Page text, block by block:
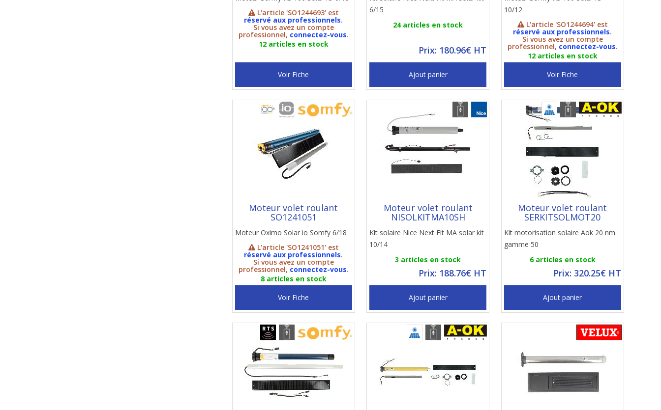
L'article 'SO1244693' est
réservé aux professionnels.
Si vous avez un compte
professionnel, connectez-vous.
12 articles en stock
Voir Fiche
6/15
24 articles en stock
Prix: 180.96€ HT
Ajout panier
10/12
L'article 'SO1244694' est
réservé aux professionnels.
Si vous avez un compte
professionnel, connectez-vous.
12 articles en stock
Voir Fiche
Moteur volet roulant
SO1241051
Moteur Oximo Solar io Somfy 6/18
L'article 'SO1241051' est
réservé aux professionnels.
Si vous avez un compte
professionnel, connectez-vous.
8 articles en stock
Voir Fiche
Moteur volet roulant
NISOLKITMA10SH
Kit solaire Nice Next Fit MA solar kit
10/14
3 articles en stock
Prix: 188.76€ HT
Ajout panier
Moteur volet roulant
SERKITSOLMOT20
Kit motorisation solaire Aok 20 nm
gamme 50
6 articles en stock
Prix: 320.25€ HT
Ajout panier